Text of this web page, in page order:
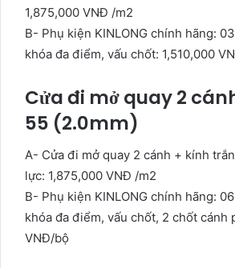
1,875,000 VNĐ /m2
B- Phụ kiện KINLONG chính hãng:
khóa đa điểm, vấu chốt: 1,510,000
Cửa đi mở quay 2
55 (2.0mm)
A- Cửa đi mở quay 2 cánh + kính
lực: 1,875,000 VNĐ /m2
B- Phụ kiện KINLONG chính hãng:
khóa đa điểm, vấu chốt, 2 chốt cánh
VNĐ/bộ